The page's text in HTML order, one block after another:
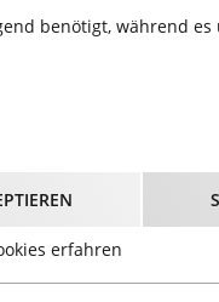
- 05.
12:00 Uhr
benötigt, während
erfahren